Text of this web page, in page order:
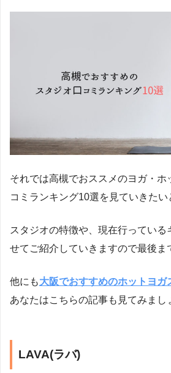
それでは高槻でおススメのヨガ・ホ
コミランキング10選を見ていきたい
スタジオの特徴や、現在行ってい
せてご紹介していきますので最後ま
他にも大阪でおすすめのホットヨガ
あなたはこちらの記事も見てみまし
LAVA(ラバ)